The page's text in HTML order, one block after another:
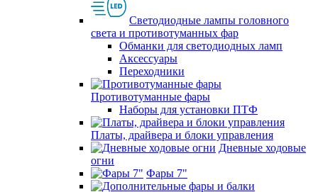
Светодиодные лампы головного
света и противотуманных фар
Обманки для светодиодных ламп
Аксессуары
Переходники
Противотуманные фары
Наборы для установки ПТФ
Платы, драйвера и блоки управления
Дневные ходовые
огни
Фары 7"